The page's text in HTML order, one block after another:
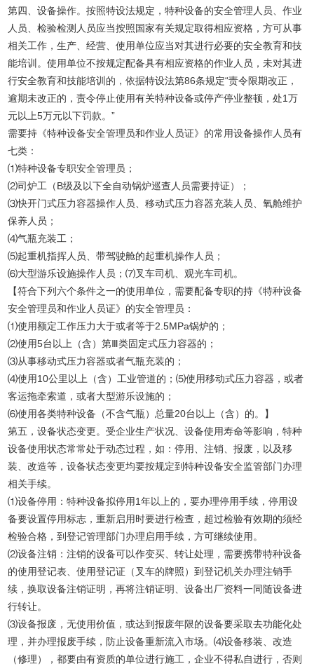
第四、设备操作。按照特设法规定，特种设备的安全管理人员、作业
人员、检验检测人员应当按照国家有关规定取得相应资格，方可从事
相关工作，生产、经营、使用单位应当对其进行必要的安全教育和技
能培训。使用单位不按规定配备具有相应资格的作业人员，未对其进
行安全教育和技能培训的，依据特设法第86条规定“责令限期改正，
逾期未改正的，责令停止使用有关特种设备或停产停业整顿，处1万
元以上5万元以下罚款。”
需要持《特种设备安全管理员和作业人员证》的常用设备操作人员有
七类：
⑴特种设备专职安全管理员；
⑵司炉工（B级及以下全自动锅炉巡查人员需要持证）；
⑶快开门式压力容器操作人员、移动式压力容器充装人员、氧舱维护
保养人员；
⑷气瓶充装工；
⑸起重机指挥人员、带驾驶舱的起重机操作人员；
⑹大型游乐设施操作人员；⑺叉车司机、观光车司机。
【符合下列六个条件之一的使用单位，需要配备专职的持《特种设备
安全管理员和作业人员证》的安全管理员：
⑴使用额定工作压力大于或者等于2.5MPa锅炉的；
⑵使用5台以上（含）第Ⅲ类固定式压力容器的；
⑶从事移动式压力容器或者气瓶充装的；
⑷使用10公里以上（含）工业管道的；⑸使用移动式压力容器，或者
客运拖牵索道，或者大型游乐设施的；
⑹使用各类特种设备（不含气瓶）总量20台以上（含）的。】
第五，设备状态变更。受企业生产状况、设备使用寿命等影响，特种
设备使用状态常常处于动态过程，如：停用、注销、报废，以及移
装、改造等，设备状态变更均要按规定到特种设备安全监管部门办理
相关手续。
⑴设备停用：特种设备拟停用1年以上的，要办理停用手续，停用设
备要设置停用标志，重新启用时要进行检查，超过检验有效期的须经
检验合格，到登记管理部门办理启用手续，方可继续使用。
⑵设备注销：注销的设备可以作变买、转让处理，需要携带特种设备
的使用登记表、使用登记证（叉车的牌照）到登记机关办理注销手
续，换取设备注销证明，再将注销证明、设备出厂资料一同随设备进
行转让。
⑶设备报废，无使用价值，或达到报废年限的设备要采取去功能化处
理，并办理报废手续，防止设备重新流入市场。⑷设备移装、改造
（修理），都要由有资质的单位进行施工，企业不得私自进行，否则